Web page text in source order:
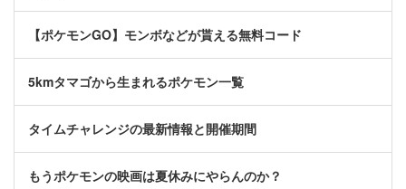
【ポケモンGO】モンボなどが貰える無料コード
5kmタマゴから生まれるポケモン一覧
タイムチャレンジの最新情報と開催期間
もうポケモンの映画は夏休みにやらんのか？